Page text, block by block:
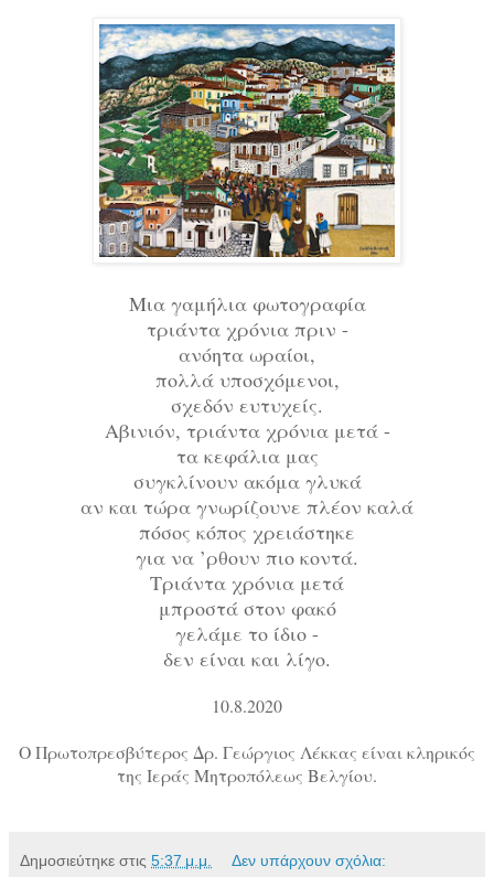
Μια γαμήλια φωτογραφία
τριάντα χρόνια πριν -
ανόητα ωραίοι,
πολλά υποσχόμενοι,
σχεδόν ευτυχείς.
Αβινιόν, τριάντα χρόνια μετά -
τα κεφάλια μας
συγκλίνουν ακόμα γλυκά
αν και τώρα γνωρίζουνε πλέον καλά
πόσος κόπος χρειάστηκε
για να ’ρθουν πιο κοντά.
Τριάντα χρόνια μετά
μπροστά στον φακό
γελάμε το ίδιο -
δεν είναι και λίγο.
10.8.2020
Ο Πρωτοπρεσβύτερος Δρ. Γεώργιος Λέκκας είναι κληρικός
της Ιεράς Μητροπόλεως Βελγίου.
Δημοσιεύτηκε στις 5:37 μ.μ. Δεν υπάρχουν σχόλια: